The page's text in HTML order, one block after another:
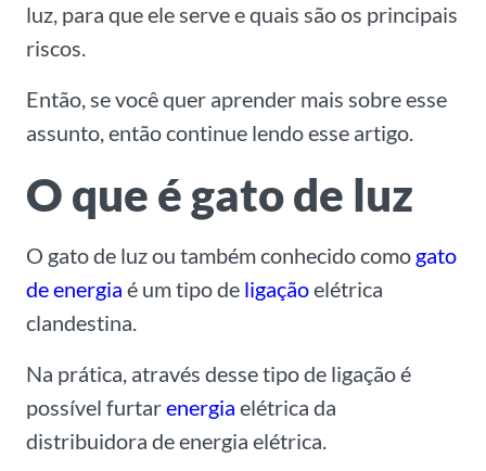
luz, para que ele serve e quais são os principais
riscos.
Então, se você quer aprender mais sobre esse
assunto, então continue lendo esse artigo.
O que é gato de luz
O gato de luz ou também conhecido como gato
de energia é um tipo de ligaçãoelétrica
clandestina.
Na prática, através desse tipo de ligação é
possível furtarenergia elétrica da
distribuidora de energia elétrica.